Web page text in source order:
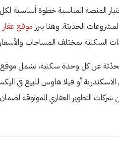
المنصة المناسبة خطوة أساسية
الحديثة. وهنا يبرز موقع
السكنية بمختلف المساحات
عن كل وحدة سكنية، تشمل موقع
أو فيلا هاوس للبيع في
التطوير العقاري الموثوقة